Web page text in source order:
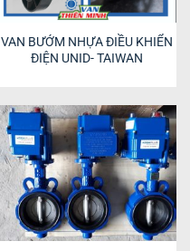
VAN BƯỚM NHỰA ĐIỀU KHIỂN
ĐIỆN UNID- TAIWAN